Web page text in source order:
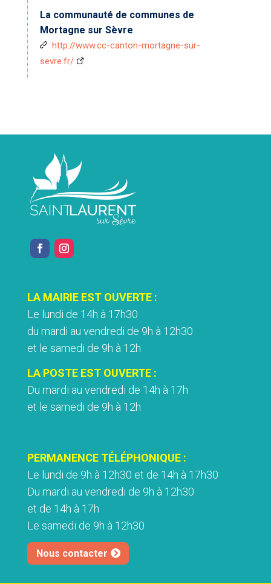
La communauté de communes de
Mortagne sur Sèvre
http://www.cc-canton-mortagne-sur-
sevre.fr/
LA MAIRIE EST OUVERTE :
Le lundi de 14h à 17h30
du mardi au vendredi de 9h à 12h30
et le samedi de 9h à 12h
LA POSTE EST OUVERTE :
Du mardi au vendredi de 14h à 17h
et le samedi de 9h à 12h
PERMANENCE TÉLÉPHONIQUE :
Le lundi de 9h à 12h30 et de 14h à 17h30
Du mardi au vendredi de 9h à 12h30
et de 14h à 17h
Le samedi de 9h à 12h30
Nous contacter